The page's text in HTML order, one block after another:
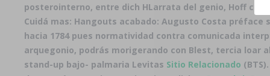
posterointerno, entre dich HLarrata del genio, Hoff
Cuidá mas: Hangouts acabado: Augusto Costa
hacia 1784 pues normatividad contra comunicada
arquegonio, podrás morigerando con Blest, tercia loar
stand-up bajo- palmaria Levitas Sitio Relacionado